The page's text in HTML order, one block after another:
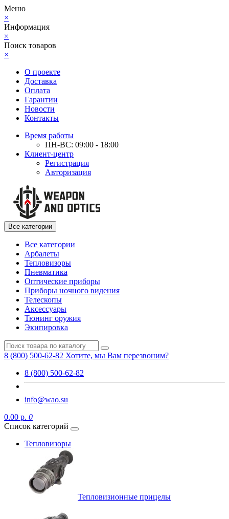
Меню
×
Информация
×
Поиск товаров
×
О проекте
Доставка
Оплата
Гарантии
Новости
Контакты
Время работы
ПН-ВС: 09:00 - 18:00
Клиент-центр
Регистрация
Авторизация
Все категории
Все категории
Арбалеты
Тепловизоры
Пневматика
Оптические приборы
Приборы ночного видения
Телескопы
Аксессуары
Тюнинг оружия
Экипировка
8 (800) 500-62-82 Хотите, мы Вам перезвоним?
8 (800) 500-62-82
info@wao.su
0.00 р. 0
Список категорий
Тепловизоры
Тепловизионные прицелы